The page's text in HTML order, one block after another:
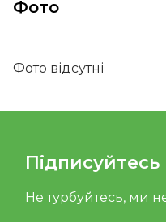
Фото
Фото відсутні
Не турбуйтесь, ми